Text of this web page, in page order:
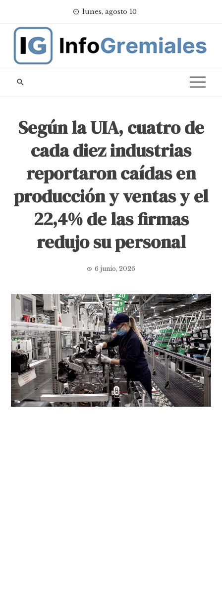
content
lunes, agosto 10
Según la UIA, cuatro de
cada diez industrias
reportaron caídas en
producción y ventas y el
22,4% de las firmas
redujo su personal
6 junio, 2026